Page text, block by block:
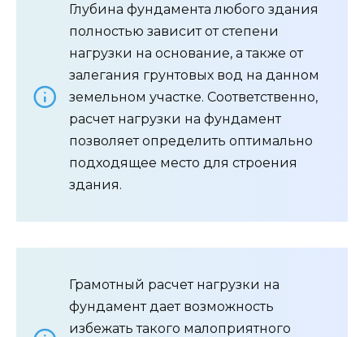
Глубина фундамента любого здания
полностью зависит от степени
нагрузки на основание, а также от
залегания грунтовых вод на данном
земельном участке. Соответственно,
расчет нагрузки на фундамент
позволяет определить оптимально
подходящее место для строения
здания.
Грамотный расчет нагрузки на
фундамент дает возможность
избежать такого малоприятного